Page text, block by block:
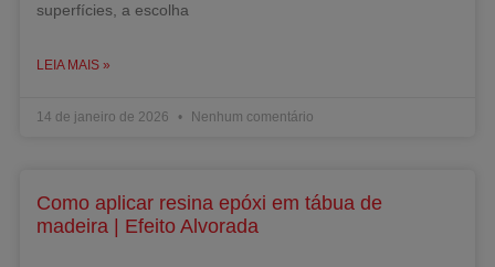
superfícies, a escolha
LEIA MAIS »
14 de janeiro de 2026 Nenhum comentário
Como aplicar resina epóxi em tábua de
madeira | Efeito Alvorada